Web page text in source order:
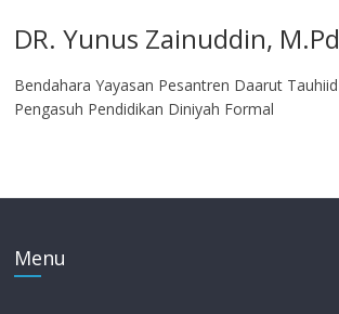
DR. Yunus Zainuddin, M.Pd
Bendahara Yayasan Pesantren Daarut Tauhiid
Pengasuh Pendidikan Diniyah Formal
Menu